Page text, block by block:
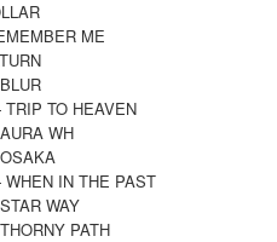
ME
TO HEAVEN
WH
IN THE PAST
WAY
PATH